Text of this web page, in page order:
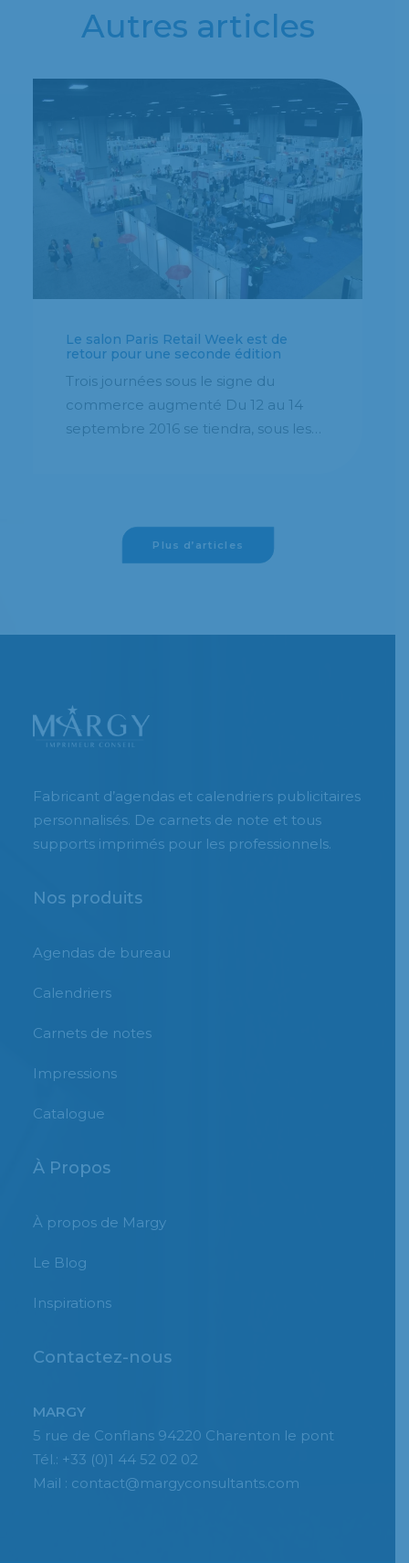
Autres articles
L’impression jet d’encre : Une
technologie de plus en plus utilisée
Plus d’articles
Fabricant d’agendas et calendriers publicitaires
personnalisés. De carnets de note et tous
supports imprimés pour les professionnels.
Nos produits
Agendas de bureau
Calendriers
Carnets de notes
Impressions
Catalogue
À Propos
À propos de Margy
Le Blog
Inspirations
Contactez-nous
MARGY
5 rue de Conflans 94220 Charenton le pont
Tél.: +33 (0)1 44 52 02 02
Mail : contact@margyconsultants.com